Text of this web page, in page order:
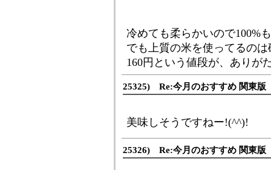
冷めても柔らかいので100%
でも上質の米を使ってるの
160円という値段が、ありが
25325) Re:今月のおすすめ 関東版
美味しそうですねー!(^^)!
25326) Re:今月のおすすめ 関東版